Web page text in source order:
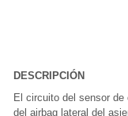
DESCRIPCIÓN
El circuito del sensor
del airbag lateral del